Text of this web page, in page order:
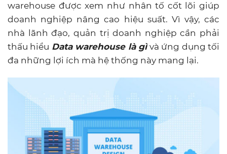
warehouse được xem như nhân tố cốt lõi giúp
doanh nghiệp nâng cao hiệu suất. Vì vậy, các
nhà lãnh đạo, quản trị doanh nghiệp cần phải
thấu hiểu Data warehouse là gìvà ứng dụng tối
đa những lợi ích mà hệ thống này mang lại.